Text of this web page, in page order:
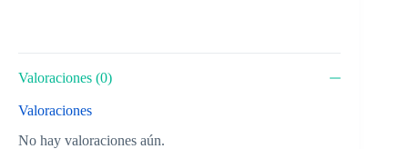
Valoraciones (0)
Valoraciones
No hay valoraciones aún.